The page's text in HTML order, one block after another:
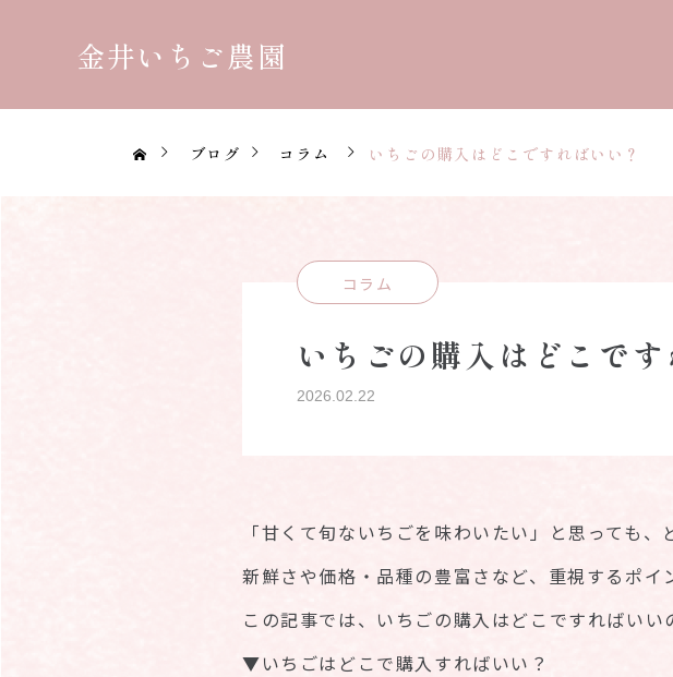
金井いちご農園
ブログ コラム いちごの購入はどこですればいい？
コラム
いちごの購入はどこです
2026.02.22
「甘くて旬ないちごを味わいたい」と思っても
新鮮さや価格・品種の豊富さなど、重視するポイ
この記事では、いちごの購入はどこですればいい
▼いちごはどこで購入すればいい？